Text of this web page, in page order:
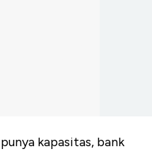
kapasitas, bank